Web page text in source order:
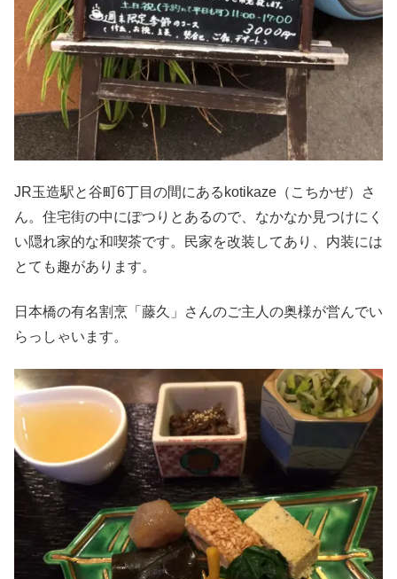
JR玉造駅と谷町6丁目の間にある kotikaze （こちかぜ）さ
ん。住宅街の中にぽつりとあるので、なかなか見つけにく
い隠れ家的な和喫茶です。民家を改装してあり、内装には
とても趣があります。
日本橋の有名割烹「藤久」さんのご主人の奥様が営んでい
らっしゃいます。